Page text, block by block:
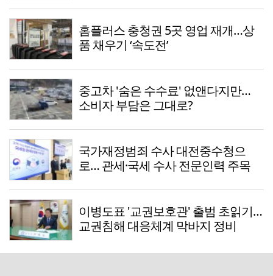
홈플러스 충청권 5곳 영업 재개…상
품 채우기 ‘속도전’
중고차 '숨은 수수료' 없앤다지만…
소비자 부담은 그대로?
국가재정범죄 수사 대전중수청으
로… 관세·국세 수사 전문인력 주목
이병도표 '교권보호관' 출범 초읽기…
교권침해 대응체계 막바지 정비